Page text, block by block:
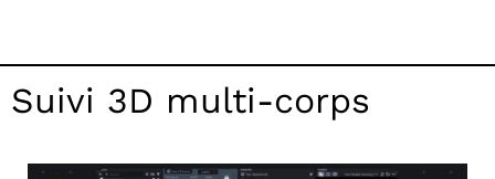
Suivi 3D multi-corps